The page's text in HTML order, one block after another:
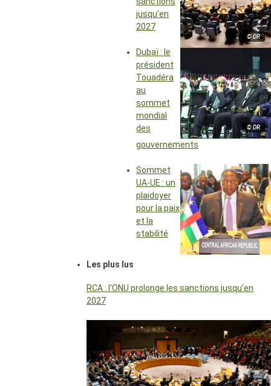
© DR
jusqu’en
2027
© DR
Dubaï : le
président
Touadéra
au
sommet
mondial
des
gouvernements
Sommet
UA-UE : un
plaidoyer
pour la paix
et la
stabilité
Les plus lus
RCA : l’ONU prolonge les sanctions jusqu’en
2027